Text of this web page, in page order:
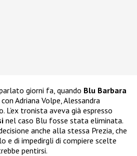
giorni fa, quando Blu Barbara
Adriana Volpe, Alessandra
L’ex tronista aveva già espresso
nel caso Blu fosse stata eliminata.
anche alla stessa Prezia, che
e di impedirgli di compiere scelte
pentirsi.